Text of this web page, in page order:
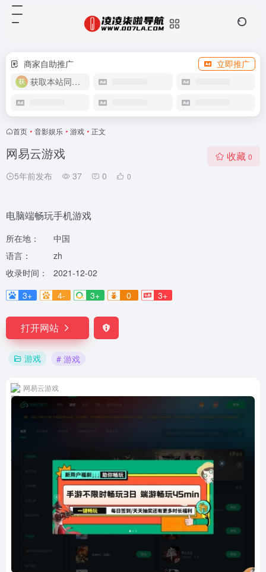
商家自助推广
立即推广
获取本站同款主题
首页 • 音影娱乐 • 游戏 • 正文
网易云游戏
5年前发布 37 0 0
收藏 0
电脑端畅玩手机游戏
所在地：
中国
语言：
zh
收录时间：
2021-12-02
3+
4- 3+ 0 3+
打开网站
游戏 # 游戏
网易云游戏